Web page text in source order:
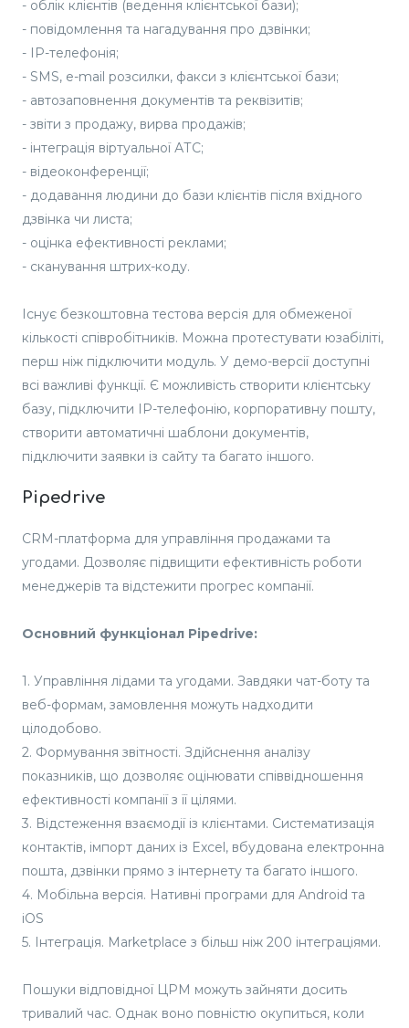
- облік клієнтів (ведення клієнтської бази);
- повідомлення та нагадування про дзвінки;
- IP-телефонія;
- SMS, e-mail розсилки, факси з клієнтської бази;
- автозаповнення документів та реквізитів;
- звіти з продажу, вирва продажів;
- інтеграція віртуальної АТС;
- відеоконференції;
- додавання людини до бази клієнтів після вхідного
дзвінка чи листа;
- оцінка ефективності реклами;
- сканування штрих-коду.
Існує безкоштовна тестова версія для обмеженої
кількості співробітників. Можна протестувати юзабіліті,
перш ніж підключити модуль. У демо-версії доступні
всі важливі функції. Є можливість створити клієнтську
базу, підключити IP-телефонію, корпоративну пошту,
створити автоматичні шаблони документів,
підключити заявки із сайту та багато іншого.
Pipedrive
CRM-платформа для управління продажами та
угодами. Дозволяє підвищити ефективність роботи
менеджерів та відстежити прогрес компанії.
Основний функціонал Pipedrive:
1. Управління лідами та угодами. Завдяки чат-боту та
веб-формам, замовлення можуть надходити
цілодобово.
2. Формування звітності. Здійснення аналізу
показників, що дозволяє оцінювати співвідношення
ефективності компанії з її цілями.
3. Відстеження взаємодії із клієнтами. Систематизація
контактів, імпорт даних із Excel, вбудована електронна
пошта, дзвінки прямо з інтернету та багато іншого.
4. Мобільна версія. Нативні програми для Android та
iOS
5. Інтеграція. Marketplace з більш ніж 200 інтеграціями.
Пошуки відповідної ЦРМ можуть зайняти досить
тривалий час. Однак воно повністю окупиться, коли